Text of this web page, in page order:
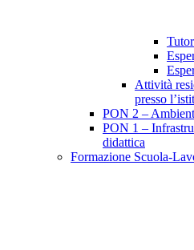
Attività
presso
PON 2 –
PON 1 –
didattica
Formazione Scuola-